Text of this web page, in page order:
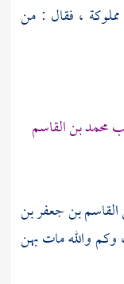
، فقال : من
محمد بن القاسم
القاسم بن جعفر بن
وكم والله مات بهن